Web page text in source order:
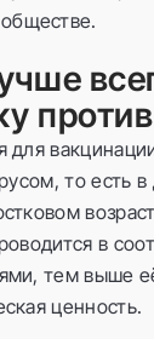
для
то есть
в
тем выше
ценность.